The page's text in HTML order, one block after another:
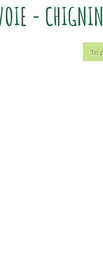
- CHIGNIN